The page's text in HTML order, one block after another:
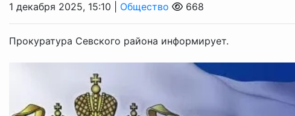
1 декабря 2025, 15:10 | Общество 668
Прокуратура Севского района информирует.